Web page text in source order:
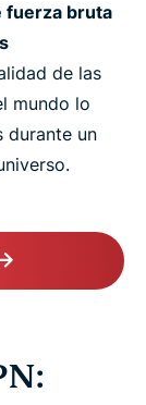
fuerza bruta
de las
mundo lo
durante un